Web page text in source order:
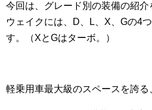
今回は、グレード別の装備の紹介
ウェイクには、D、L、X、Gの4
す。（XとGはターボ。）
軽乗用車最大級のスペースを誇る